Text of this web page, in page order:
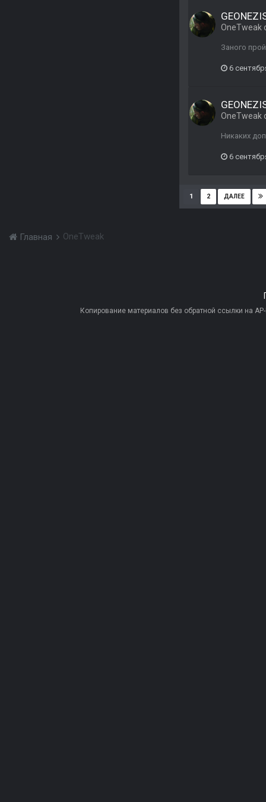
OneTweak
Заного
6
OneTweak
Никаких
6
1 2 ДАЛЕЕ
Главная OneTweak
Копирование материалов без обратной ссылки на